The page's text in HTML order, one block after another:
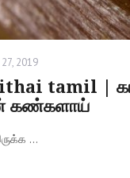
2019
tamil |
கண்களாய்
...